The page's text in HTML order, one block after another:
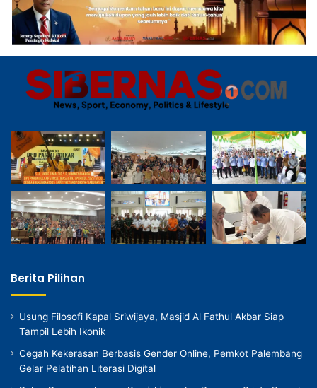
Berita Pilihan
Usung Filosofi Kapal Sriwijaya, Masjid Al Fathul Akbar Siap
Tampil Lebih Ikonik
Cegah Kekerasan Berbasis Gender Online, Pemkot Palembang
Gelar Pelatihan Literasi Digital